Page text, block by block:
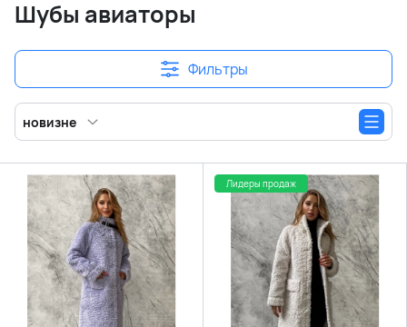
Шубы авиаторы
Фильтры
новизне
Лидеры продаж